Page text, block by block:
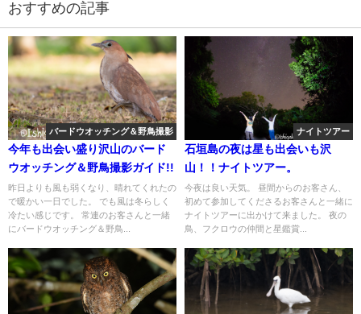
おすすめの記事
バードウオッチング＆野鳥撮影
今年も出会い盛り沢山のバード
ウオッチング＆野鳥撮影ガイド!!
昨日よりも風も弱くなり、晴れてくれたの
で暖かい一日でした。 でも風は冬らしく
冷たい感じです。 常連のお客さんと一緒
にバードウオッチング＆野鳥...
ナイトツアー
石垣島の夜は星も出会いも沢
山！！ナイトツアー。
今夜は良い天気。 昼間からのお客さん、
初めて参加してくださるお客さんと一緒に
ナイトツアーに出かけて来ました。 夜の
鳥、フクロウの仲間と星鑑賞...